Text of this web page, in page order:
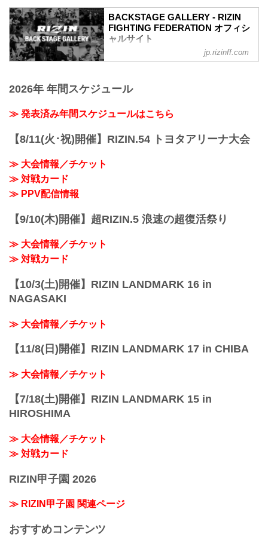
第12試合 ／山本美憂 vs. 大島沙緒里
大島沙緒里4
山本美憂3
第11試合 ／砂辺光久 vs. 中務修良
砂辺光久3
山本空良3
カイル・アグォン2
関連記事
BACKSTAGE G...
RIZIN MMAルール：5分 3R（66.0kg）
（LOSE）鈴木博昭 vs. 平本蓮（WIN）
3R 判定 （1-2）
第12試合 ／山本美憂 vs. 大島沙緒里
（WIN）
≫ 試合結果詳細
RIZIN MMAルール：5分 3R（54.0kg）
BACKSTAGE GALLERY - RIZIN
FIGHTING FEDERATION オフィシ
ャルサイト
BACKSTAGE GALLERY の記事一覧 - 格
イジン ファイティング フェデレーショ
いきます。
jp.rizinff.com
2026年 年間スケジュール
≫ 発表済み年間スケジュールはこちら
【8/11(火･祝)開催】RIZIN.54 トヨタアリーナ大会
≫ 大会情報／チケット
≫ 対戦カード
≫ PPV配信情報
【9/10(木)開催】超RIZIN.5 浪速の超復活祭り
≫ 大会情報／チケット
≫ 対戦カード
【10/3(土)開催】RIZIN LANDMARK 16 in
NAGASAKI
≫ 大会情報／チケット
【11/8(日)開催】RIZIN LANDMARK 17 in CHIBA
≫ 大会情報／チケット
【7/18(土)開催】RIZIN LANDMARK 15 in
HIROSHIMA
≫ 大会情報／チケット
≫ 対戦カード
RIZIN甲子園 2026
≫ RIZIN甲子園 関連ページ
おすすめコンテンツ